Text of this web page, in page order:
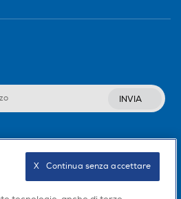
INVIA
X   Continua senza accettare